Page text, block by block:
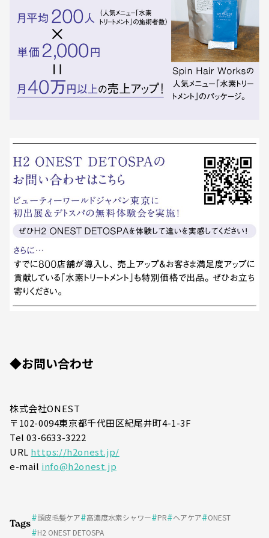
◆お問い合わせ
株式会社ONEST
〒102-0094東京都千代田区紀尾井町4-1-3F
Tel 03-6633-3222
URL https://h2onest.jp/
e-mail info@h2onest.jp
Tags
頭皮毛髪ケア 高濃度水素シャワー PR ヘアケア
ONEST
H2 ONEST DETOSPA